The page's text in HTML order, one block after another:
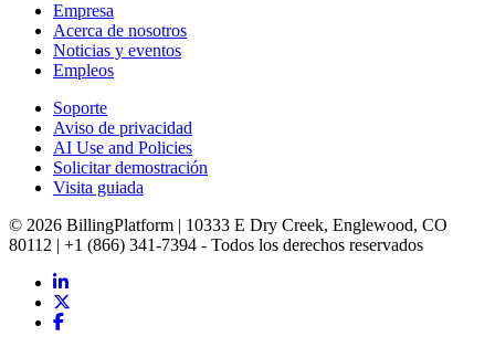
Empresa
Acerca de nosotros
Noticias y eventos
Empleos
Soporte
Aviso de privacidad
AI Use and Policies
Solicitar demostración
Visita guiada
© 2026 BillingPlatform | 10333 E Dry Creek, Englewood, CO
80112 | +1 (866) 341-7394 - Todos los derechos reservados